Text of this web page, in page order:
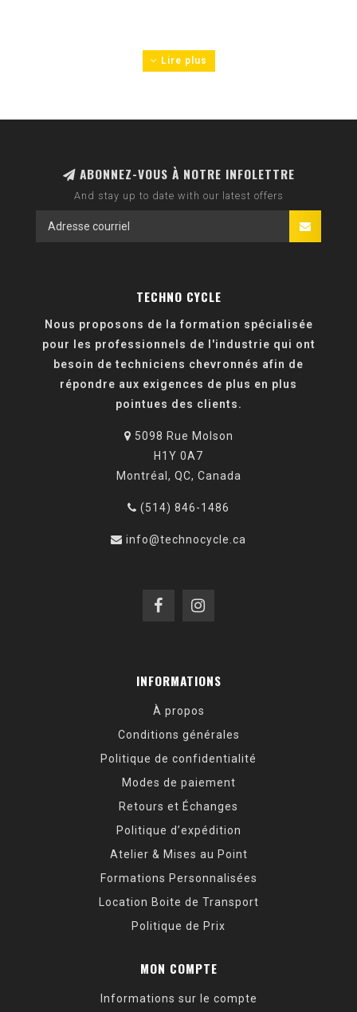
Lire plus
ABONNEZ-VOUS À NOTRE INFOLETTRE
And stay up to date with our latest offers
TECHNO CYCLE
Nous proposons de la formation spécialisée
pour les professionnels de l'industrie qui ont
besoin de techniciens chevronnés afin de
répondre aux exigences de plus en plus
pointues des clients.
5098 Rue Molson
H1Y 0A7
Montréal, QC, Canada
(514) 846-1486
info@technocycle.ca
INFORMATIONS
À propos
Conditions générales
Politique de confidentialité
Modes de paiement
Retours et Échanges
Politique d’expédition
Atelier & Mises au Point
Formations Personnalisées
Location Boite de Transport
Politique de Prix
MON COMPTE
Informations sur le compte